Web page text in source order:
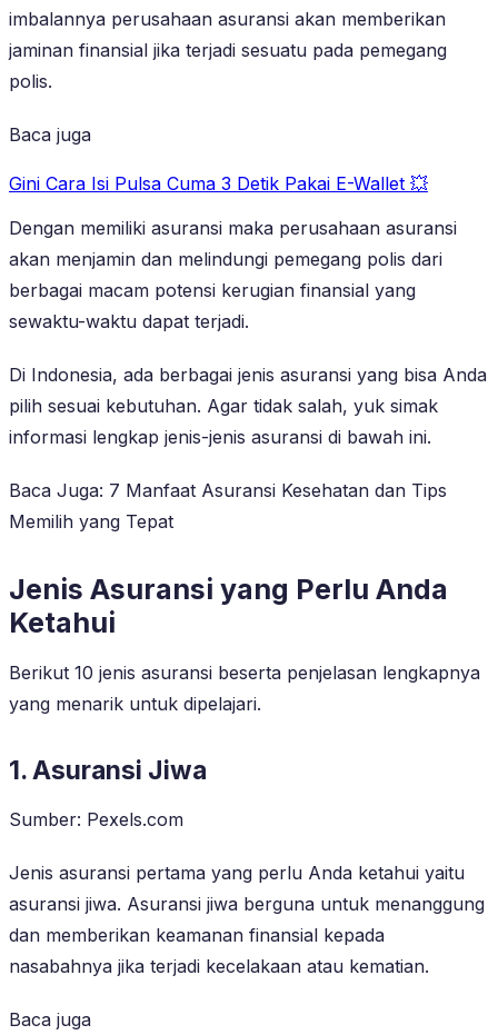
imbalannya perusahaan asuransi akan memberikan
jaminan finansial jika terjadi sesuatu pada pemegang
polis.
Baca juga
Gini Cara Isi Pulsa Cuma 3 Detik Pakai E-Wallet 💥
Dengan memiliki asuransi maka perusahaan asuransi
akan menjamin dan melindungi pemegang polis dari
berbagai macam potensi kerugian finansial yang
sewaktu-waktu dapat terjadi.
Di Indonesia, ada berbagai jenis asuransi yang bisa Anda
pilih sesuai kebutuhan. Agar tidak salah, yuk simak
informasi lengkap jenis-jenis asuransi di bawah ini.
Baca Juga: 7 Manfaat Asuransi Kesehatan dan Tips
Memilih yang Tepat
Jenis Asuransi yang Perlu Anda
Ketahui
Berikut 10 jenis asuransi beserta penjelasan lengkapnya
yang menarik untuk dipelajari.
1. Asuransi Jiwa
Sumber: Pexels.com
Jenis asuransi pertama yang perlu Anda ketahui yaitu
asuransi jiwa. Asuransi jiwa berguna untuk menanggung
dan memberikan keamanan finansial kepada
nasabahnya jika terjadi kecelakaan atau kematian.
Baca juga